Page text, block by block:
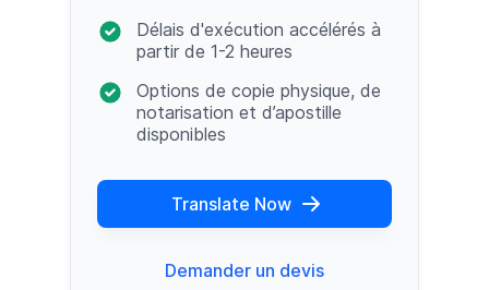
Délais d'exécution accélérés à
partir de 1-2 heures
Options de copie physique, de
notarisation et d’apostille
disponibles
Translate Now
Demander un devis